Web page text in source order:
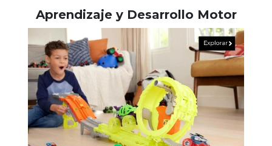
Aprendizaje y Desarrollo Motor